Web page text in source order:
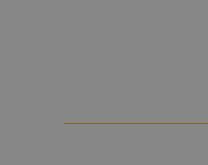
Værktøj, udstyr